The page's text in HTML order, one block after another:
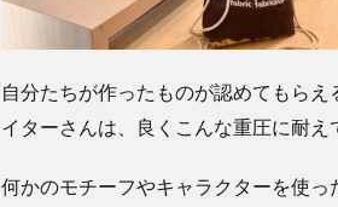
自分たちが作ったものが認めてもら
イターさんは、良くこんな重圧に耐え
何かのモチーフやキャラクターを使